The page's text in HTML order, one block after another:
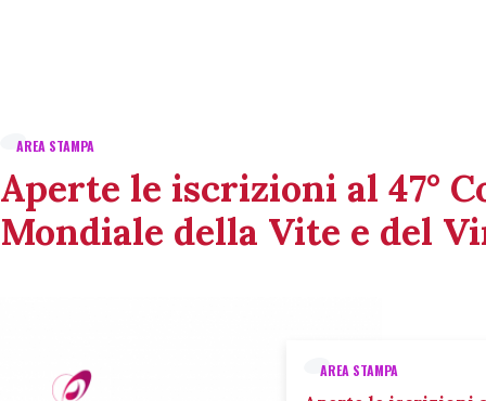
AREA STAMPA
Aperte le iscrizioni al 47°
Mondiale della Vite e del
AREA STAMPA